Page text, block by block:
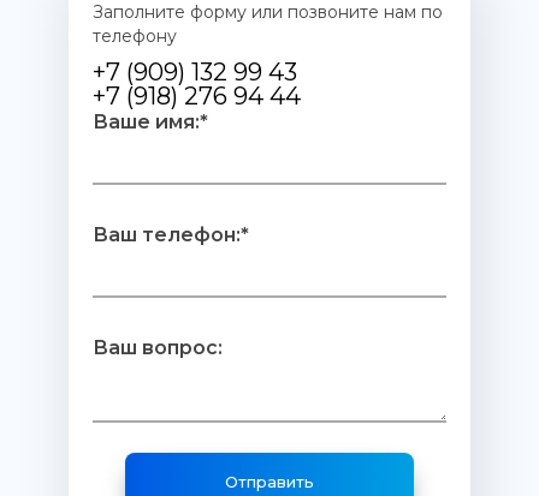
Заполните форму или позвоните нам по
телефону
+7 (909) 132 99 43
+7 (918) 276 94 44
Ваше имя:*
Ваш телефон:*
Ваш вопрос: